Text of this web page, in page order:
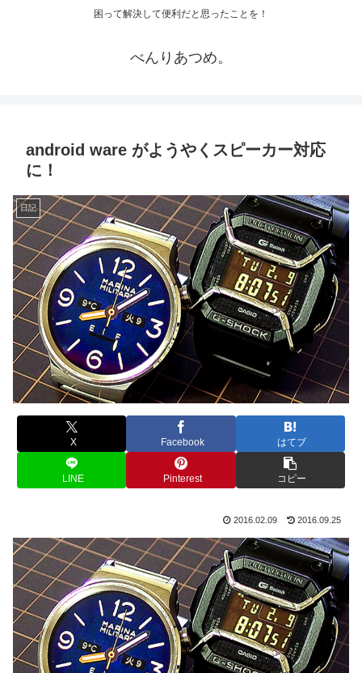
困って解決して便利だと思ったことを！
べんりあつめ。
android ware がようやくスピーカー対応
に！
日記
X Facebook はてブ
LINE Pinterest コピー
2016.02.09 2016.09.25